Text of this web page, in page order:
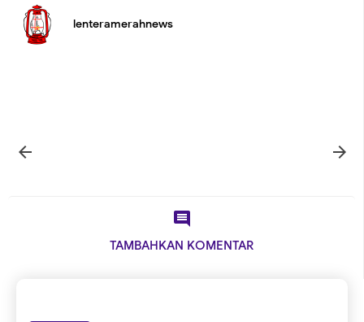
lenteramerahnews
 

TAMBAHKAN KOMENTAR